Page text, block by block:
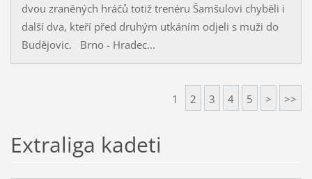
dvou zraněných hráčů totiž trenéru Šamšulovi chyběli i
další dva, kteří před druhým utkáním odjeli s muži do
Budějovic. Brno - Hradec...
1 2 3 4 5 > >>
Extraliga kadeti